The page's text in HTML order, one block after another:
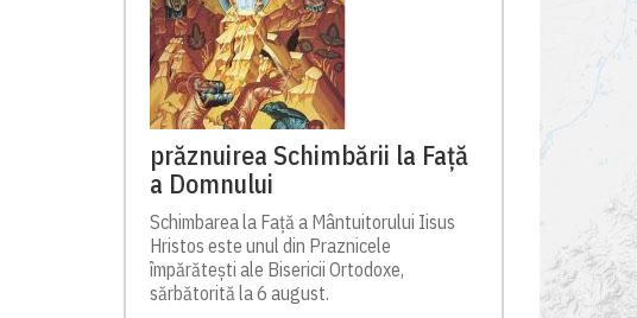
prăznuirea Schimbării la Față
a Domnului
Schimbarea la Față a Mântuitorului Iisus
Hristos este unul din Praznicele
împărătești ale Bisericii Ortodoxe,
sărbătorită la 6 august.